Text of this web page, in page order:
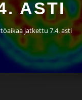
ASTI
jatkettu 7.4. asti